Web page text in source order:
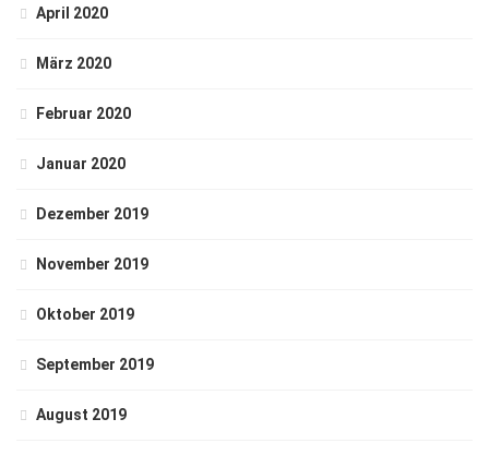
April 2020
März 2020
Februar 2020
Januar 2020
Dezember 2019
November 2019
Oktober 2019
September 2019
August 2019